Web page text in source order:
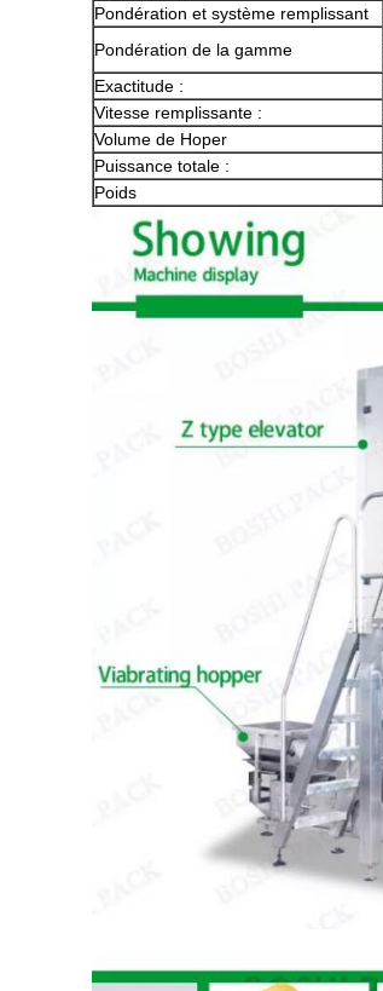
Pondération et système remplissant
Pondération de la gamme
Exactitude :
Vitesse remplissante :
Volume de Hoper
Puissance totale :
Poids